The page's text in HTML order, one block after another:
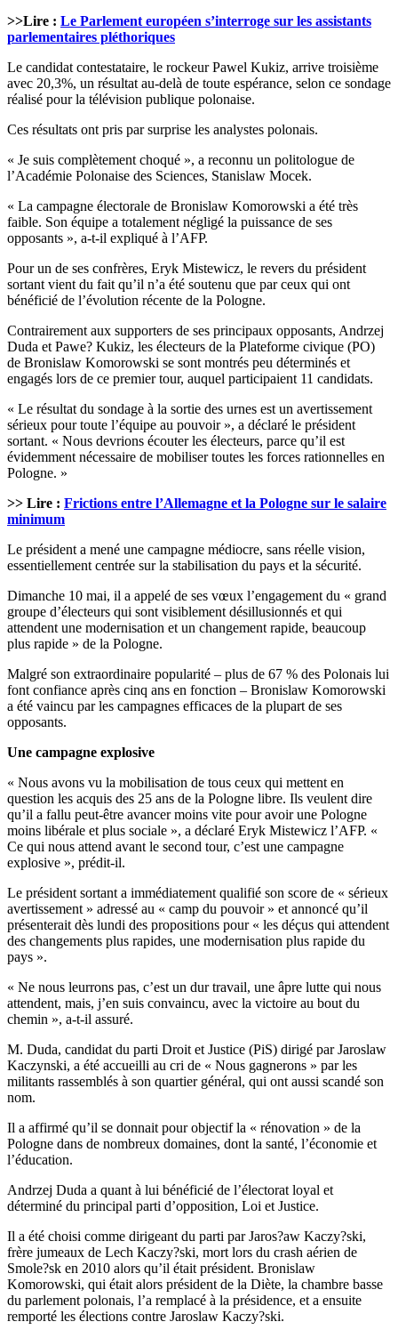
>>Lire : Le Parlement européen s’interroge sur les assistants
parlementaires pléthoriques
Le candidat contestataire, le rockeur Pawel Kukiz, arrive troisième
avec 20,3%, un résultat au-delà de toute espérance, selon ce sondage
réalisé pour la télévision publique polonaise.
Ces résultats ont pris par surprise les analystes polonais.
« Je suis complètement choqué », a reconnu un politologue de
l’Académie Polonaise des Sciences, Stanislaw Mocek.
« La campagne électorale de Bronislaw Komorowski a été très
faible. Son équipe a totalement négligé la puissance de ses
opposants », a-t-il expliqué à l’AFP.
Pour un de ses confrères, Eryk Mistewicz, le revers du président
sortant vient du fait qu’il n’a été soutenu que par ceux qui ont
bénéficié de l’évolution récente de la Pologne.
Contrairement aux supporters de ses principaux opposants, Andrzej
Duda et Pawe? Kukiz, les électeurs de la Plateforme civique (PO)
de Bronislaw Komorowski se sont montrés peu déterminés et
engagés lors de ce premier tour, auquel participaient 11 candidats.
« Le résultat du sondage à la sortie des urnes est un avertissement
sérieux pour toute l’équipe au pouvoir », a déclaré le président
sortant. « Nous devrions écouter les électeurs, parce qu’il est
évidemment nécessaire de mobiliser toutes les forces rationnelles en
Pologne. »
>> Lire : Frictions entre l’Allemagne et la Pologne sur le salaire
minimum
Le président a mené une campagne médiocre, sans réelle vision,
essentiellement centrée sur la stabilisation du pays et la sécurité.
Dimanche 10 mai, il a appelé de ses vœux l’engagement du « grand
groupe d’électeurs qui sont visiblement désillusionnés et qui
attendent une modernisation et un changement rapide, beaucoup
plus rapide » de la Pologne.
Malgré son extraordinaire popularité – plus de 67 % des Polonais lui
font confiance après cinq ans en fonction – Bronislaw Komorowski
a été vaincu par les campagnes efficaces de la plupart de ses
opposants.
Une campagne explosive
« Nous avons vu la mobilisation de tous ceux qui mettent en
question les acquis des 25 ans de la Pologne libre. Ils veulent dire
qu’il a fallu peut-être avancer moins vite pour avoir une Pologne
moins libérale et plus sociale », a déclaré Eryk Mistewicz l’AFP. «
Ce qui nous attend avant le second tour, c’est une campagne
explosive », prédit-il.
Le président sortant a immédiatement qualifié son score de « sérieux
avertissement » adressé au « camp du pouvoir » et annoncé qu’il
présenterait dès lundi des propositions pour « les déçus qui attendent
des changements plus rapides, une modernisation plus rapide du
pays ».
« Ne nous leurrons pas, c’est un dur travail, une âpre lutte qui nous
attendent, mais, j’en suis convaincu, avec la victoire au bout du
chemin », a-t-il assuré.
M. Duda, candidat du parti Droit et Justice (PiS) dirigé par Jaroslaw
Kaczynski, a été accueilli au cri de « Nous gagnerons » par les
militants rassemblés à son quartier général, qui ont aussi scandé son
nom.
Il a affirmé qu’il se donnait pour objectif la « rénovation » de la
Pologne dans de nombreux domaines, dont la santé, l’économie et
l’éducation.
Andrzej Duda a quant à lui bénéficié de l’électorat loyal et
déterminé du principal parti d’opposition, Loi et Justice.
Il a été choisi comme dirigeant du parti par Jaros?aw Kaczy?ski,
frère jumeaux de Lech Kaczy?ski, mort lors du crash aérien de
Smole?sk en 2010 alors qu’il était président. Bronislaw
Komorowski, qui était alors président de la Diète, la chambre basse
du parlement polonais, l’a remplacé à la présidence, et a ensuite
remporté les élections contre Jaroslaw Kaczy?ski.